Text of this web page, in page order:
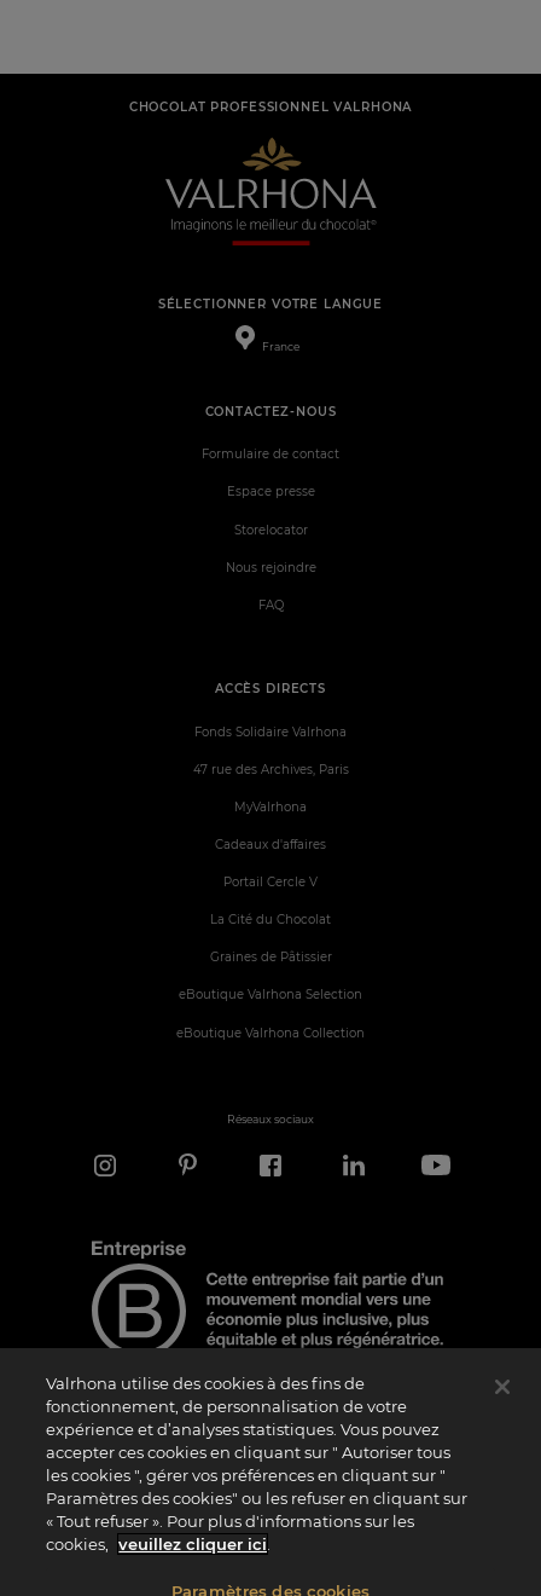
CHOCOLAT PROFESSIONNEL VALRHONA
SÉLECTIONNER VOTRE LANGUE
France
ACCÈS DIRECTS
Fonds Solidaire Valrhona
47 rue des Archives, Paris
MyValrhona
Cadeaux d'affaires
Portail Cercle V
La Cité du Chocolat
Graines de Pâtissier
eBoutique Valrhona Selection
eBoutique Valrhona Collection
CONTACTEZ-NOUS
Formulaire de contact
Espace presse
Storelocator
Nous rejoindre
FAQ
Réseaux sociaux
Note d'information
Le logo “Certified B Corporation” est attribué par B Lab, une organisation privée à
but non lucratif, aux entreprises qui, comme la nôtre, ont réalisé avec succès le B
Impact Assessment (“BIA”) et répondent aux exigences de B Lab en matière de
performance sociale et environnementale, de responsabilité et de transparence. Il
est précisé que B Lab n’est pas un organisme d’évaluation de la conformité au sens
du règlement (UE) n° 765/2008, ni un organisme de normalisation national,
Valrhona utilise des cookies à des fins de
fonctionnement, de personnalisation de votre
expérience et d’analyses statistiques. Vous pouvez
accepter ces cookies en cliquant sur " Autoriser tous
les cookies ", gérer vos préférences en cliquant sur "
Paramètres des cookies" ou les refuser en cliquant sur
« Tout refuser ». Pour plus d'informations sur les
cookies,
veuillez cliquer ici
Paramètres des cookies